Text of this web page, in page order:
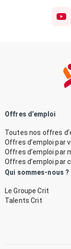
Offres d’emploi
Toutes nos offres
Offres d’emploi par
Offres d’emploi par
Offres d’emploi par
Qui sommes-nous ?
Le Groupe Crit
Talents Crit